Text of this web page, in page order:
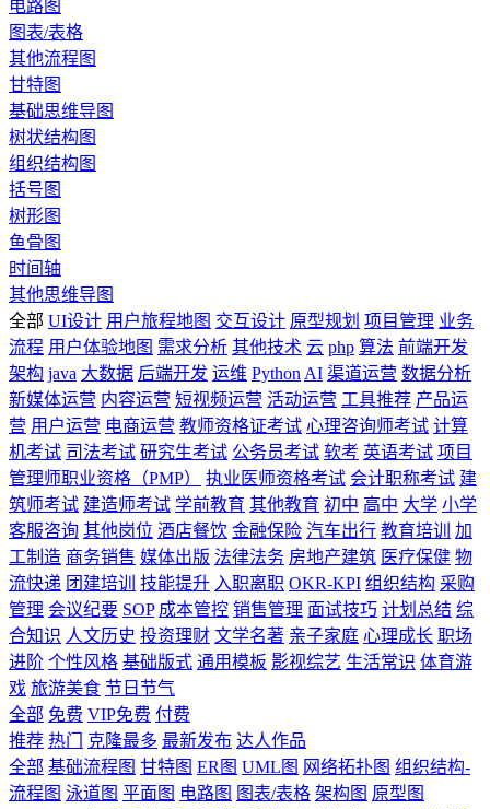
电路图
图表/表格
其他流程图
甘特图
基础思维导图
树状结构图
组织结构图
括号图
树形图
鱼骨图
时间轴
其他思维导图
全部 UI设计 用户旅程地图 交互设计 原型规划 项目管理 业务
流程 用户体验地图 需求分析 其他技术 云 php 算法 前端开发
架构 java 大数据 后端开发 运维 Python AI 渠道运营 数据分析
新媒体运营 内容运营 短视频运营 活动运营 工具推荐 产品运
营 用户运营 电商运营 教师资格证考试 心理咨询师考试 计算
机考试 司法考试 研究生考试 公务员考试 软考 英语考试 项目
管理师职业资格（PMP）
执业医师资格考试 会计职称考试 建
筑师考试 建造师考试 学前教育 其他教育 初中 高中 大学 小学
客服咨询 其他岗位 酒店餐饮 金融保险 汽车出行 教育培训
加
工制造 商务销售 媒体出版 法律法务 房地产建筑 医疗保健 物
流快递 团建培训 技能提升 入职离职 OKR-KPI 组织结构 采购
管理 会议纪要 SOP 成本管控 销售管理 面试技巧 计划总结 综
合知识 人文历史 投资理财 文学名著 亲子家庭 心理成长 职场
进阶 个性风格 基础版式 通用模板 影视综艺 生活常识 体育游
戏 旅游美食 节日节气
全部 免费 VIP免费 付费
推荐 热门 克隆最多 最新发布 达人作品
全部 基础流程图 甘特图 ER图 UML图 网络拓扑图 组织结构-
流程图 泳道图 平面图 电路图 图表/表格 架构图 原型图